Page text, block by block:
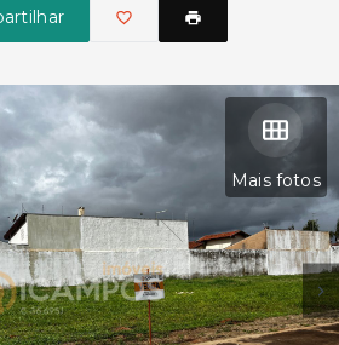
Mais fotos